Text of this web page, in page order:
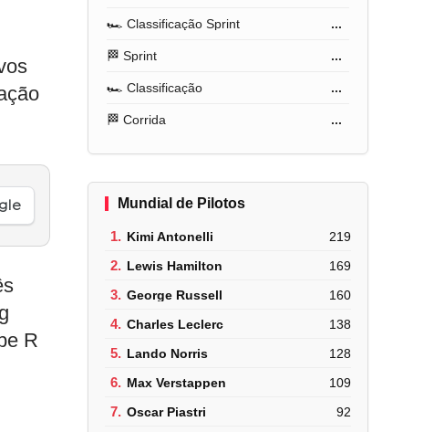
R
🏎️ Classificação Sprint ...
🏁 Sprint ...
🏎️ Classificação ...
🏁 Corrida ...
Mundial de Pilotos
1. Kimi Antonelli 219
2. Lewis Hamilton 169
3. George Russell 160
4. Charles Leclerc 138
5. Lando Norris 128
6. Max Verstappen 109
7. Oscar Piastri 92